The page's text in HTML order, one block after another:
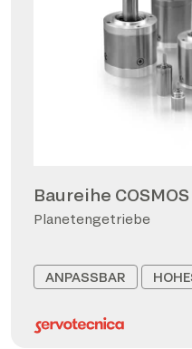
Baureihe COSMOS
Planetengetriebe
ANPASSBAR